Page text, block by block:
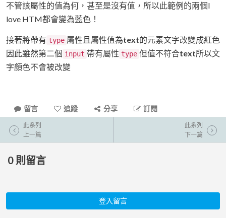
不管該屬性的值為何，甚至是沒有值，所以此範例的兩個I
love HTM都會變為藍色！
接著將帶有 type 屬性且屬性值為text的元素文字改變成紅色
因此雖然第二個 input 帶有屬性 type 但值不符合text所以文
字顏色不會被改變
留言 追蹤 分享 訂閱
此系列
上一篇
此系列
下一篇
0 則留言
登入留言